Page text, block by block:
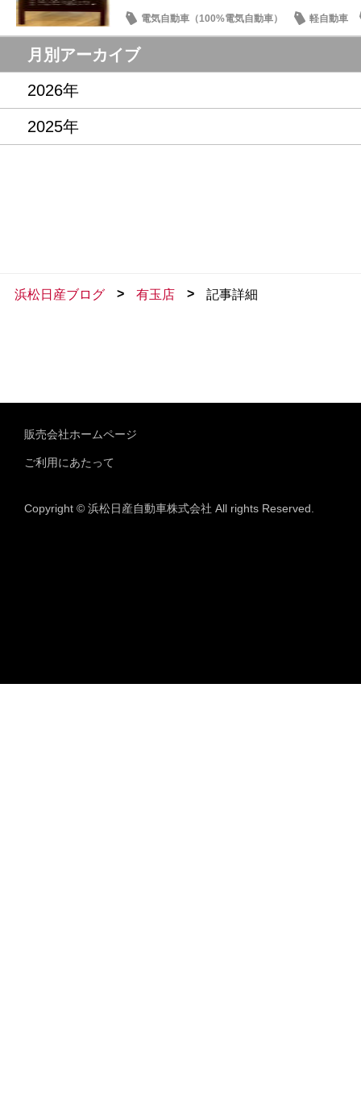
電気自動車（100%電気自動車）
軽自動車
お買得車情報
月別アーカイブ
2026年
2025年
浜松日産ブログ > 有玉店 > 記事詳細
販売会社ホームページ
ご利用にあたって
Copyright © 浜松日産自動車株式会社 All rights Reserved.